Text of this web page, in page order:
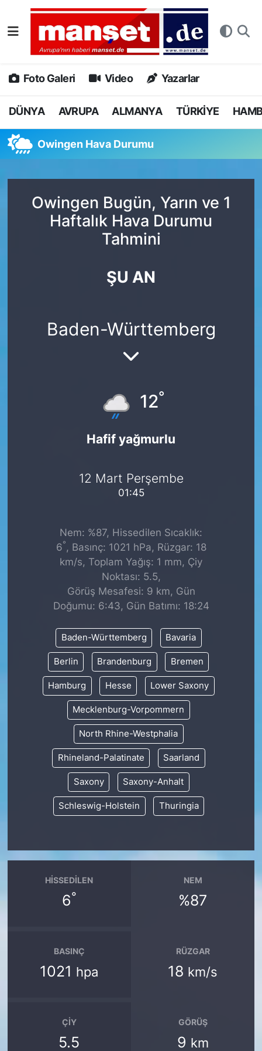
Foto Galeri Video Yazarlar
DÜNYA AVRUPA ALMANYA TÜRKİYE
Owingen Hava Durumu
Owingen Bugün, Yarın ve 1
Haftalık Hava Durumu
Tahmini
ŞU AN
Baden-Württemberg
12°
Hafif yağmurlu
12 Mart Perşembe
01:45
Nem: %87, Hissedilen Sıcaklık:
6° , Basınç: 1021 hPa, Rüzgar: 18
km/s, Toplam Yağış: 1 mm, Çiy
Noktası: 5.5,
Görüş Mesafesi: 9 km, Gün
Doğumu: 6:43, Gün Batımı: 18:24
Baden-Württemberg Bavaria
Berlin Brandenburg Bremen
Hamburg Hesse Lower Saxony
Mecklenburg-Vorpommern
North Rhine-Westphalia
Rhineland-Palatinate Saarland
Saxony Saxony-Anhalt
Schleswig-Holstein Thuringia
HISSEDILEN
6°
NEM
%87
BASINÇ
1021 hpa
RÜZGAR
18 km/s
ÇIY
5.5
GÖRÜŞ
9 km
DÜNYA
AVRUPA
ALMANYA
SPOR
DEUTSCH
Nöbetçi Eczaneler
Hava Durumu
Namaz Vakitleri
Tüm Manşetler
Son Dakika Haberleri